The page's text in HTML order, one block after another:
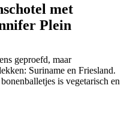
met
Plein
geproefd, maar
Suriname en Friesland.
is vegetarisch en